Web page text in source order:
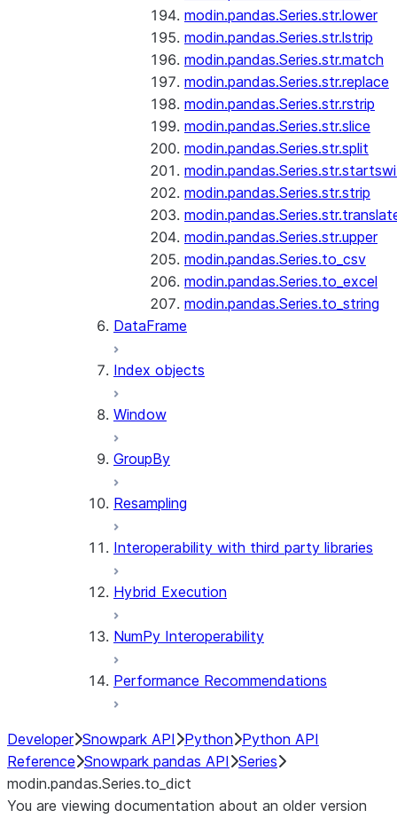
modin.pandas.Series.str.lower
modin.pandas.Series.str.lstrip
modin.pandas.Series.str.match
modin.pandas.Series.str.replace
modin.pandas.Series.str.rstrip
modin.pandas.Series.str.slice
modin.pandas.Series.str.split
modin.pandas.Series.str.strip
modin.pandas.Series.str.upper
modin.pandas.Series.to_csv
modin.pandas.Series.to_excel
modin.pandas.Series.to_string
DataFrame
Index objects
Window
GroupBy
Resampling
Interoperability with third party libraries
Hybrid Execution
NumPy Interoperability
Performance Recommendations
Developer Snowpark API Python Python API
Reference Snowpark pandas API Series
modin.pandas.Series.to_dict
You are viewing documentation about an older version